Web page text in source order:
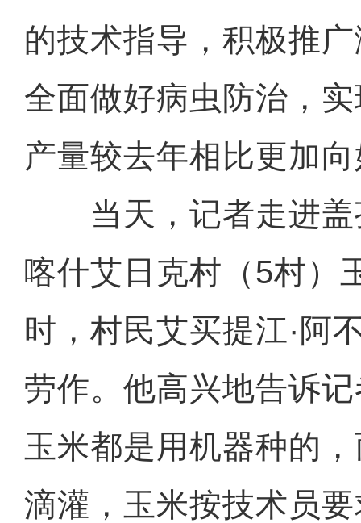
的技术指导，积极推
全面做好病虫防治，
产量较去年相比更加
当天，记者走进盖
喀什艾日克村（5村）
时，村民艾买提江·阿
劳作。他高兴地告诉
玉米都是用机器种的
滴灌，玉米按技术员